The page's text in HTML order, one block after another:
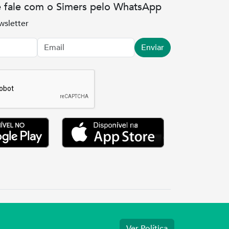
fale com o Simers pelo WhatsApp
Enviar